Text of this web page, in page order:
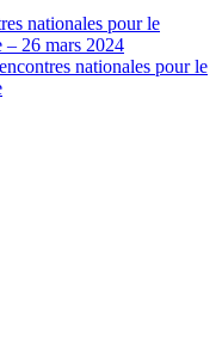
nationales pour le
– 26 mars 2024
nationales pour le